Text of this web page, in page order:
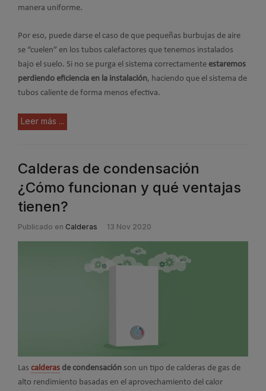
manera uniforme.
Por eso, puede darse el caso de que pequeñas burbujas de aire
se “cuelen” en los tubos calefactores que tenemos instalados
bajo el suelo. Si no se purga el sistema correctamente estaremos
perdiendo eficiencia en la instalación, haciendo que el sistema de
tubos caliente de forma menos efectiva.
Leer más ...
Calderas de condensación
¿Cómo funcionan y qué ventajas
tienen?
Publicado en Calderas 13 Nov 2020
Las calderas de condensación son un tipo de calderas de gas de
alto rendimiento basadas en el aprovechamiento del calor